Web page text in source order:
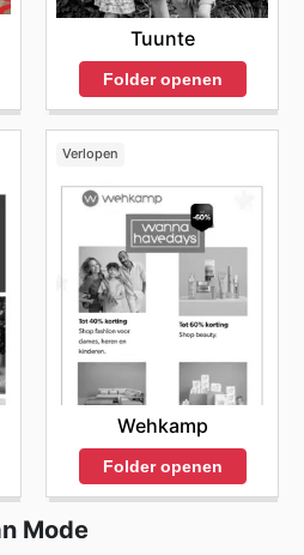
Tuunte
Folder openen
Verlopen
Wehkamp
Folder openen
Mode